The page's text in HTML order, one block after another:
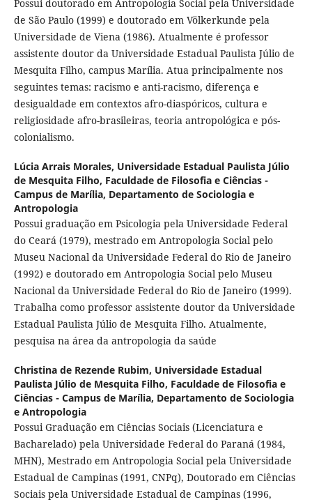
Possui doutorado em Antropologia Social pela Universidade
de São Paulo (1999) e doutorado em Völkerkunde pela
Universidade de Viena (1986). Atualmente é professor
assistente doutor da Universidade Estadual Paulista Júlio de
Mesquita Filho, campus Marília. Atua principalmente nos
seguintes temas: racismo e anti-racismo, diferença e
desigualdade em contextos afro-diaspóricos, cultura e
religiosidade afro-brasileiras, teoria antropológica e pós-
colonialismo.
Lúcia Arrais Morales, Universidade Estadual Paulista Júlio
de Mesquita Filho, Faculdade de Filosofia e Ciências -
Campus de Marília, Departamento de Sociologia e
Antropologia
Possui graduação em Psicologia pela Universidade Federal
do Ceará (1979), mestrado em Antropologia Social pelo
Museu Nacional da Universidade Federal do Rio de Janeiro
(1992) e doutorado em Antropologia Social pelo Museu
Nacional da Universidade Federal do Rio de Janeiro (1999).
Trabalha como professor assistente doutor da Universidade
Estadual Paulista Júlio de Mesquita Filho. Atualmente,
pesquisa na área da antropologia da saúde
Christina de Rezende Rubim, Universidade Estadual
Paulista Júlio de Mesquita Filho, Faculdade de Filosofia e
Ciências - Campus de Marília, Departamento de Sociologia
e Antropologia
Possui Graduação em Ciências Sociais (Licenciatura e
Bacharelado) pela Universidade Federal do Paraná (1984,
MHN), Mestrado em Antropologia Social pela Universidade
Estadual de Campinas (1991, CNPq), Doutorado em Ciências
Sociais pela Universidade Estadual de Campinas (1996,